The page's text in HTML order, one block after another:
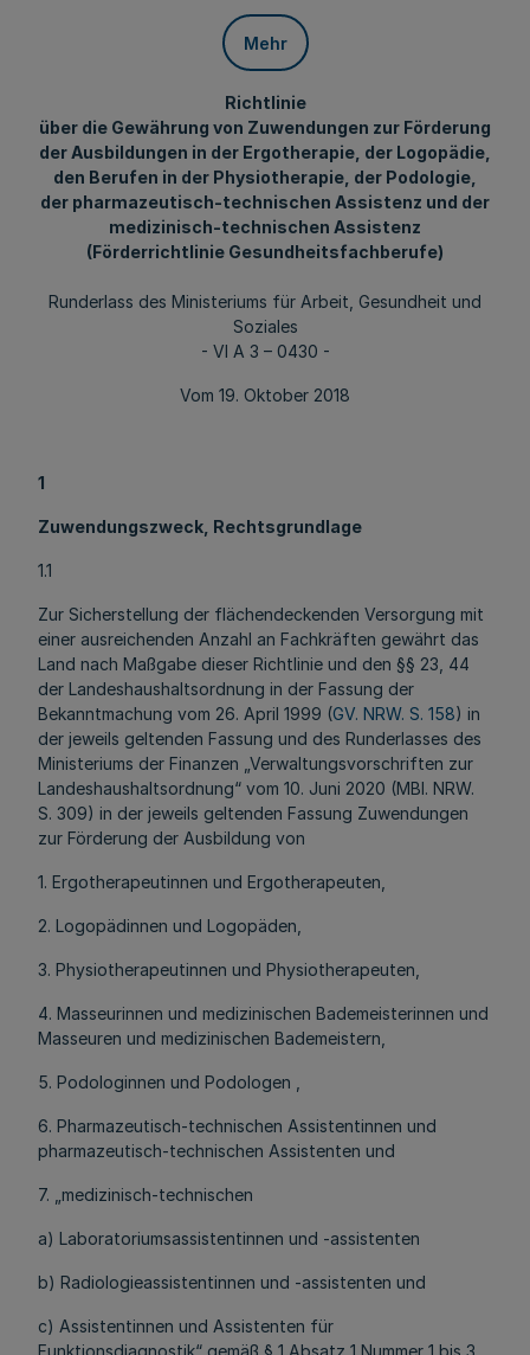
Mehr
Richtlinie
über die Gewährung von Zuwendungen zur Förderung
der Ausbildungen in der Ergotherapie, der Logopädie,
den Berufen in der Physiotherapie, der Podologie,
der pharmazeutisch-technischen Assistenz und der
medizinisch-technischen Assistenz
(Förderrichtlinie Gesundheitsfachberufe)
Runderlass des Ministeriums für Arbeit, Gesundheit und
Soziales
- VI A 3 – 0430 -
Vom 19. Oktober 2018
1
Zuwendungszweck, Rechtsgrundlage
1.1
Zur Sicherstellung der flächendeckenden Versorgung mit
einer ausreichenden Anzahl an Fachkräften gewährt das
Land nach Maßgabe dieser Richtlinie und den §§ 23, 44
der Landeshaushaltsordnung in der Fassung der
Bekanntmachung vom 26. April 1999 (GV. NRW. S. 158) in
der jeweils geltenden Fassung und des Runderlasses des
Ministeriums der Finanzen „Verwaltungsvorschriften zur
Landeshaushaltsordnung“ vom 10. Juni 2020 (MBl. NRW.
S. 309) in der jeweils geltenden Fassung Zuwendungen
zur Förderung der Ausbildung von
1. Ergotherapeutinnen und Ergotherapeuten,
2. Logopädinnen und Logopäden,
3. Physiotherapeutinnen und Physiotherapeuten,
4. Masseurinnen und medizinischen Bademeisterinnen und
Masseuren und medizinischen Bademeistern,
5. Podologinnen und Podologen ,
6. Pharmazeutisch-technischen Assistentinnen und
pharmazeutisch-technischen Assistenten und
7. „medizinisch-technischen
a) Laboratoriumsassistentinnen und -assistenten
b) Radiologieassistentinnen und -assistenten und
c) Assistentinnen und Assistenten für
Funktionsdiagnostik“ gemäß § 1 Absatz 1 Nummer 1 bis 3